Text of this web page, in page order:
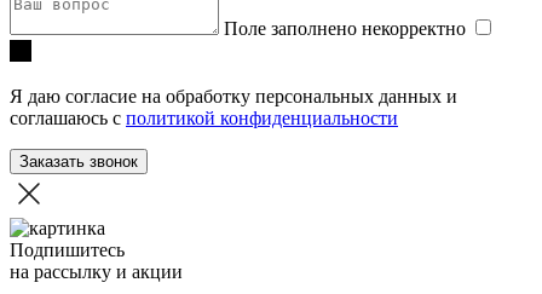
Поле заполнено некорректно
Я даю согласие на обработку персональных данных и
соглашаюсь с политикой конфиденциальности
Заказать звонок
Подпишитесь
на рассылку и акции